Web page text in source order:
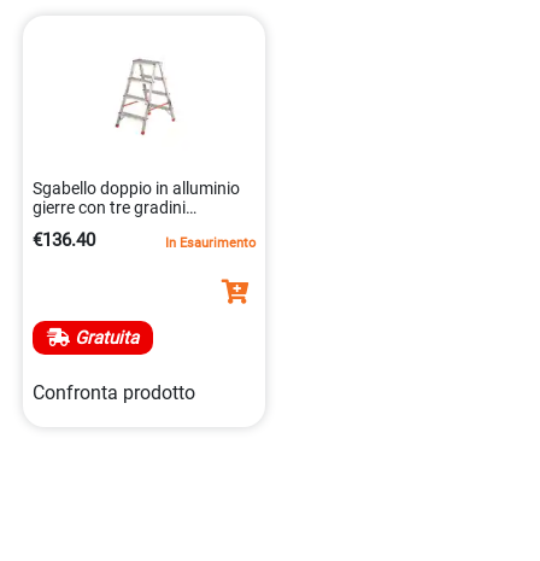
Sgabello doppio in alluminio
gierre con tre gradini
€136.40 In Esaurimento
Gratuita
Confronta prodotto